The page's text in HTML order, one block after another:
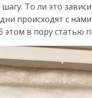
То ли это
происходят с
этом в пору статью